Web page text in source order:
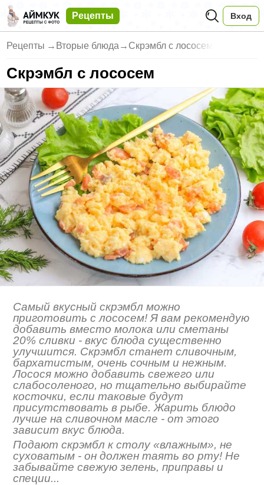
Рецепты Вход
Рецепты → Вторые блюда → Скрэмбл с лососем
Скрэмбл с лососем
Самый вкусный скрэмбл можно
приготовить с лососем! Я вам рекомендую
добавить вместо молока или сметаны
20% сливки - вкус блюда существенно
улучшится. Скрэмбл станет сливочным,
бархатистым, очень сочным и нежным.
Лосося можно добавить свежего или
слабосоленого, но тщательно выбирайте
косточки, если таковые будут
присутствовать в рыбе. Жарить блюдо
лучше на сливочном масле - от этого
зависит вкус блюда.
Подают скрэмбл к столу «влажным», не
суховатым - он должен таять во рту! Не
забывайте свежую зелень, приправы и
специи...